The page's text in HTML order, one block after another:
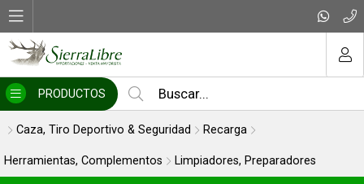
PRODUCTOS
Caza, Tiro Deportivo & Seguridad Recarga
Herramientas, Complementos Limpiadores, Preparadores